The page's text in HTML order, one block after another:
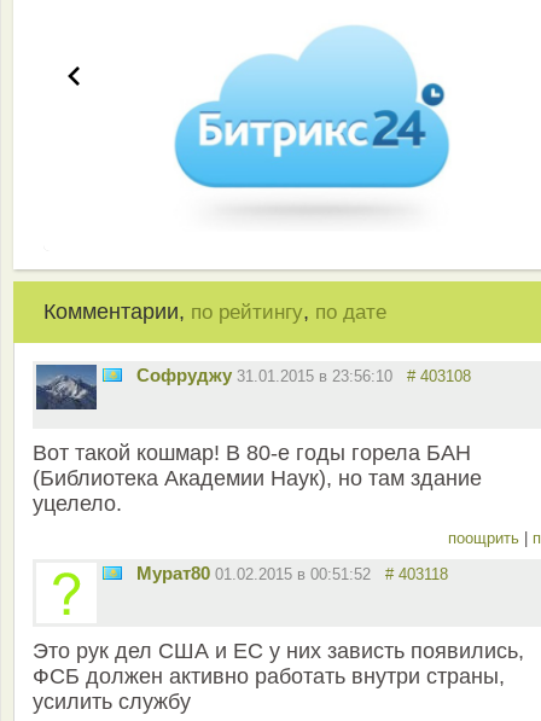
Комментарии, по рейтингу, по дате
Софруджу 31.01.2015 в 23:56:10 # 403108
Вот такой кошмар! В 80-е годы горела БАН
(Библиотека Академии Наук), но там здание
уцелело.
поощрить
Мурат80 01.02.2015 в 00:51:52 # 403118
Это рук дел США и ЕС у них зависть появились,
ФСБ должен активно работать внутри страны,
усилить службу